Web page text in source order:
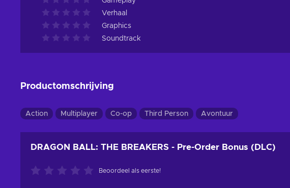
Verhaal
Graphics
Soundtrack
Productomschrijving
Action Multiplayer Co-op Third Person Avontuur
DRAGON BALL: THE BREAKERS - Pre-Order Bonus (DLC)
Beoordeel als eerste!